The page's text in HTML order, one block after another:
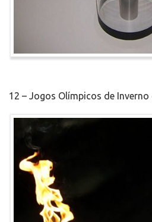
12 – Jogos Olímpicos de